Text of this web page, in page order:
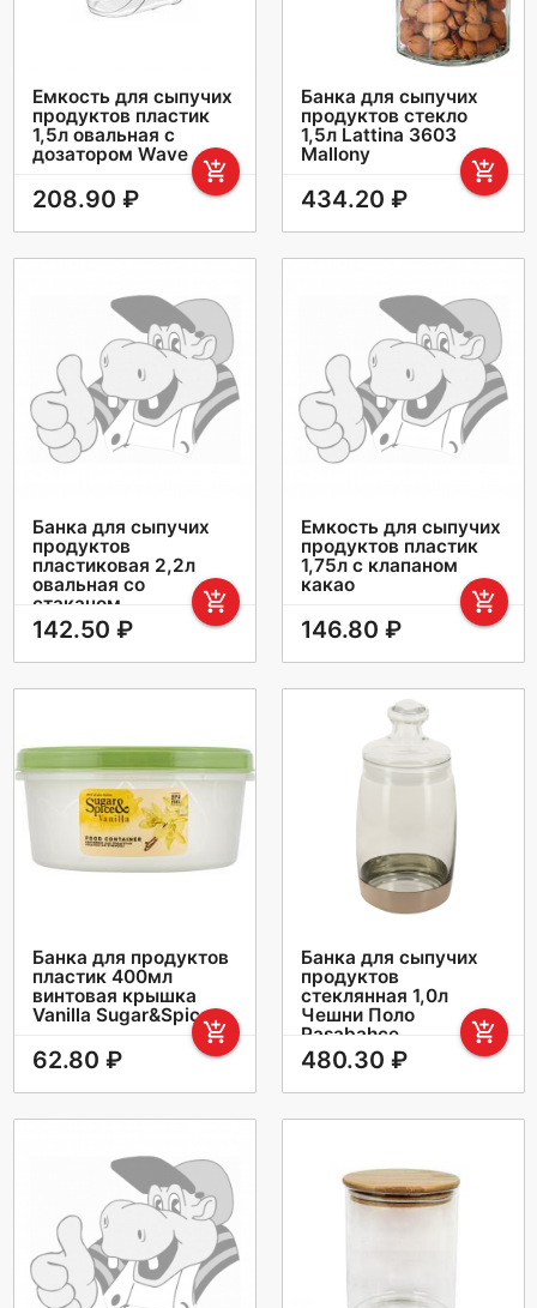
Емкость для сыпучих
продуктов пластик
1,5л овальная с
дозатором Wave
add_shopping_cart
208.90 ₽
Банка для сыпучих
продуктов стекло
1,5л Lattina 3603
Mallony
add_shopping_cart
434.20 ₽
Банка для сыпучих
продуктов
пластиковая 2,2л
овальная со
стаканом
add_shopping_cart
142.50 ₽
Емкость для сыпучих
продуктов пластик
1,75л с клапаном
какао
add_shopping_cart
146.80 ₽
Банка для продуктов
пластик 400мл
винтовая крышка
Vanilla Sugar&Spice
add_shopping_cart
62.80 ₽
Банка для сыпучих
продуктов
стеклянная 1,0л
Чешни Поло
Pasabahce
add_shopping_cart
480.30 ₽